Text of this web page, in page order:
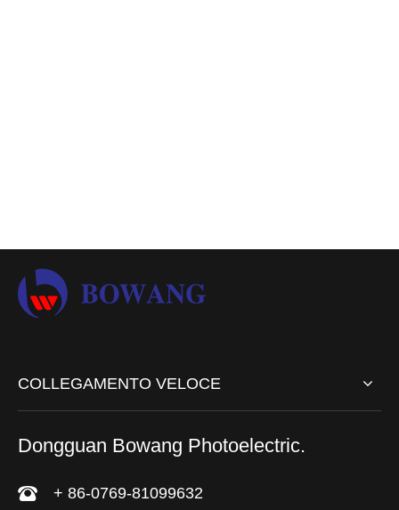
COLLEGAMENTO VELOCE
Dongguan Bowang Photoelectric.
+ 86-0769-81099632